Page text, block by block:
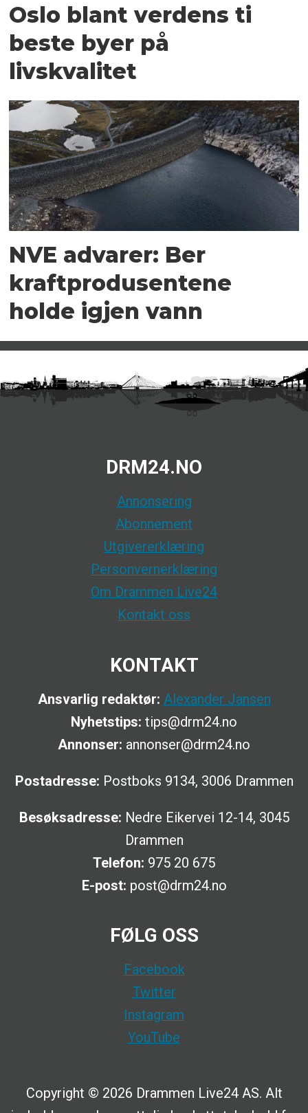
Oslo blant verdens ti
beste byer på
livskvalitet
NVE advarer: Ber
kraftprodusentene
holde igjen vann
DRM24.NO
Annonsering
Abonnement
Utgivererklæring
Personvernerklæring
Om Drammen Live24
Kontakt oss
KONTAKT
Ansvarlig redaktør: Alexander Jansen
Nyhetstips: tips@drm24.no
Annonser: annonser@drm24.no
Postadresse: Postboks 9134, 3006 Drammen
Besøksadresse: Nedre Eikervei 12-14, 3045
Drammen
Telefon: 975 20 675
E-post: post@drm24.no
FØLG OSS
Facebook
Twitter
Instagram
YouTube
Copyright © 2026 Drammen Live24 AS. Alt